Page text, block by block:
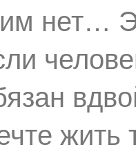
нет…
жить